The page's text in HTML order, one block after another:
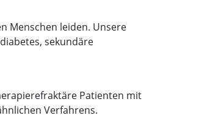
Menschen leiden. Unsere
sekundäre
Patienten mit
Verfahrens.